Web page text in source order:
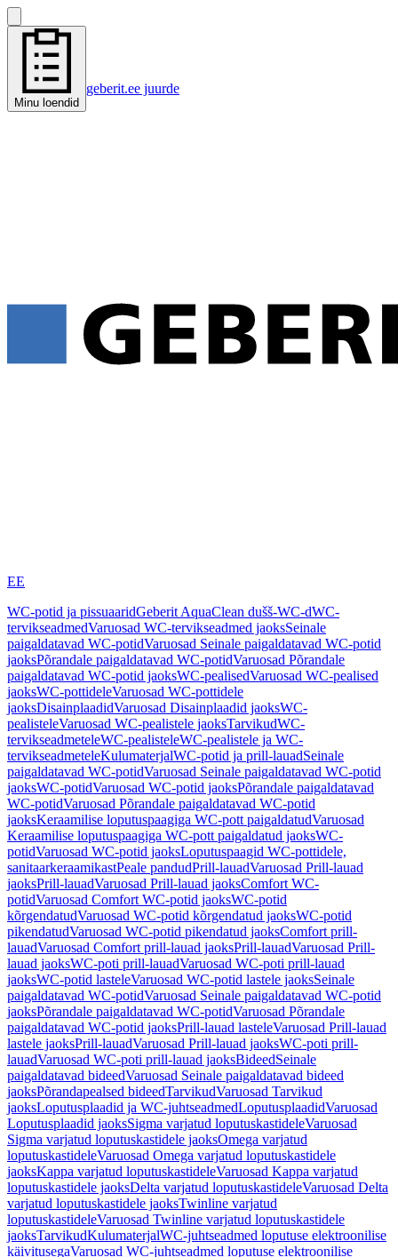
Minu loendid
geberit.ee juurde
EE
WC-potid ja pissuaaridGeberit AquaClean dušš-WC-dWC-
tervikseadmedVaruosad WC-tervikseadmed jaoksSeinale
paigaldatavad WC-potidVaruosad Seinale paigaldatavad WC-potid
jaoksPõrandale paigaldatavad WC-potidVaruosad Põrandale
paigaldatavad WC-potid jaoksWC-pealisedVaruosad WC-pealised
jaoksWC-pottideleVaruosad WC-pottidele
jaoksDisainplaadidVaruosad Disainplaadid jaoksWC-
pealisteleVaruosad WC-pealistele jaoksTarvikudWC-
tervikseadmeteleWC-pealisteleWC-pealistele ja WC-
tervikseadmeteleKulumaterjalWC-potid ja prill-lauadSeinale
paigaldatavad WC-potidVaruosad Seinale paigaldatavad WC-potid
jaoksWC-potidVaruosad WC-potid jaoksPõrandale paigaldatavad
WC-potidVaruosad Põrandale paigaldatavad WC-potid
jaoksKeraamilise loputuspaagiga WC-pott paigaldatudVaruosad
Keraamilise loputuspaagiga WC-pott paigaldatud jaoksWC-
potidVaruosad WC-potid jaoksLoputuspaagid WC-pottidele,
sanitaarkeraamikastPeale pandudPrill-lauadVaruosad Prill-lauad
jaoksPrill-lauadVaruosad Prill-lauad jaoksComfort WC-
potidVaruosad Comfort WC-potid jaoksWC-potid
kõrgendatudVaruosad WC-potid kõrgendatud jaoksWC-potid
pikendatudVaruosad WC-potid pikendatud jaoksComfort prill-
lauadVaruosad Comfort prill-lauad jaoksPrill-lauadVaruosad Prill-
lauad jaoksWC-poti prill-lauadVaruosad WC-poti prill-lauad
jaoksWC-potid lasteleVaruosad WC-potid lastele jaoksSeinale
paigaldatavad WC-potidVaruosad Seinale paigaldatavad WC-potid
jaoksPõrandale paigaldatavad WC-potidVaruosad Põrandale
paigaldatavad WC-potid jaoksPrill-lauad lasteleVaruosad Prill-lauad
lastele jaoksPrill-lauadVaruosad Prill-lauad jaoksWC-poti prill-
lauadVaruosad WC-poti prill-lauad jaoksBideedSeinale
paigaldatavad bideedVaruosad Seinale paigaldatavad bideed
jaoksPõrandapealsed bideedTarvikudVaruosad Tarvikud
jaoksLoputusplaadid ja WC-juhtseadmedLoputusplaadidVaruosad
Loputusplaadid jaoksSigma varjatud loputuskastideleVaruosad
Sigma varjatud loputuskastidele jaoksOmega varjatud
loputuskastideleVaruosad Omega varjatud loputuskastidele
jaoksKappa varjatud loputuskastideleVaruosad Kappa varjatud
loputuskastidele jaoksDelta varjatud loputuskastideleVaruosad Delta
varjatud loputuskastidele jaoksTwinline varjatud
loputuskastideleVaruosad Twinline varjatud loputuskastidele
jaoksTarvikudKulumaterjalWC-juhtseadmed loputuse elektroonilise
käivitusegaVaruosad WC-juhtseadmed loputuse elektroonilise